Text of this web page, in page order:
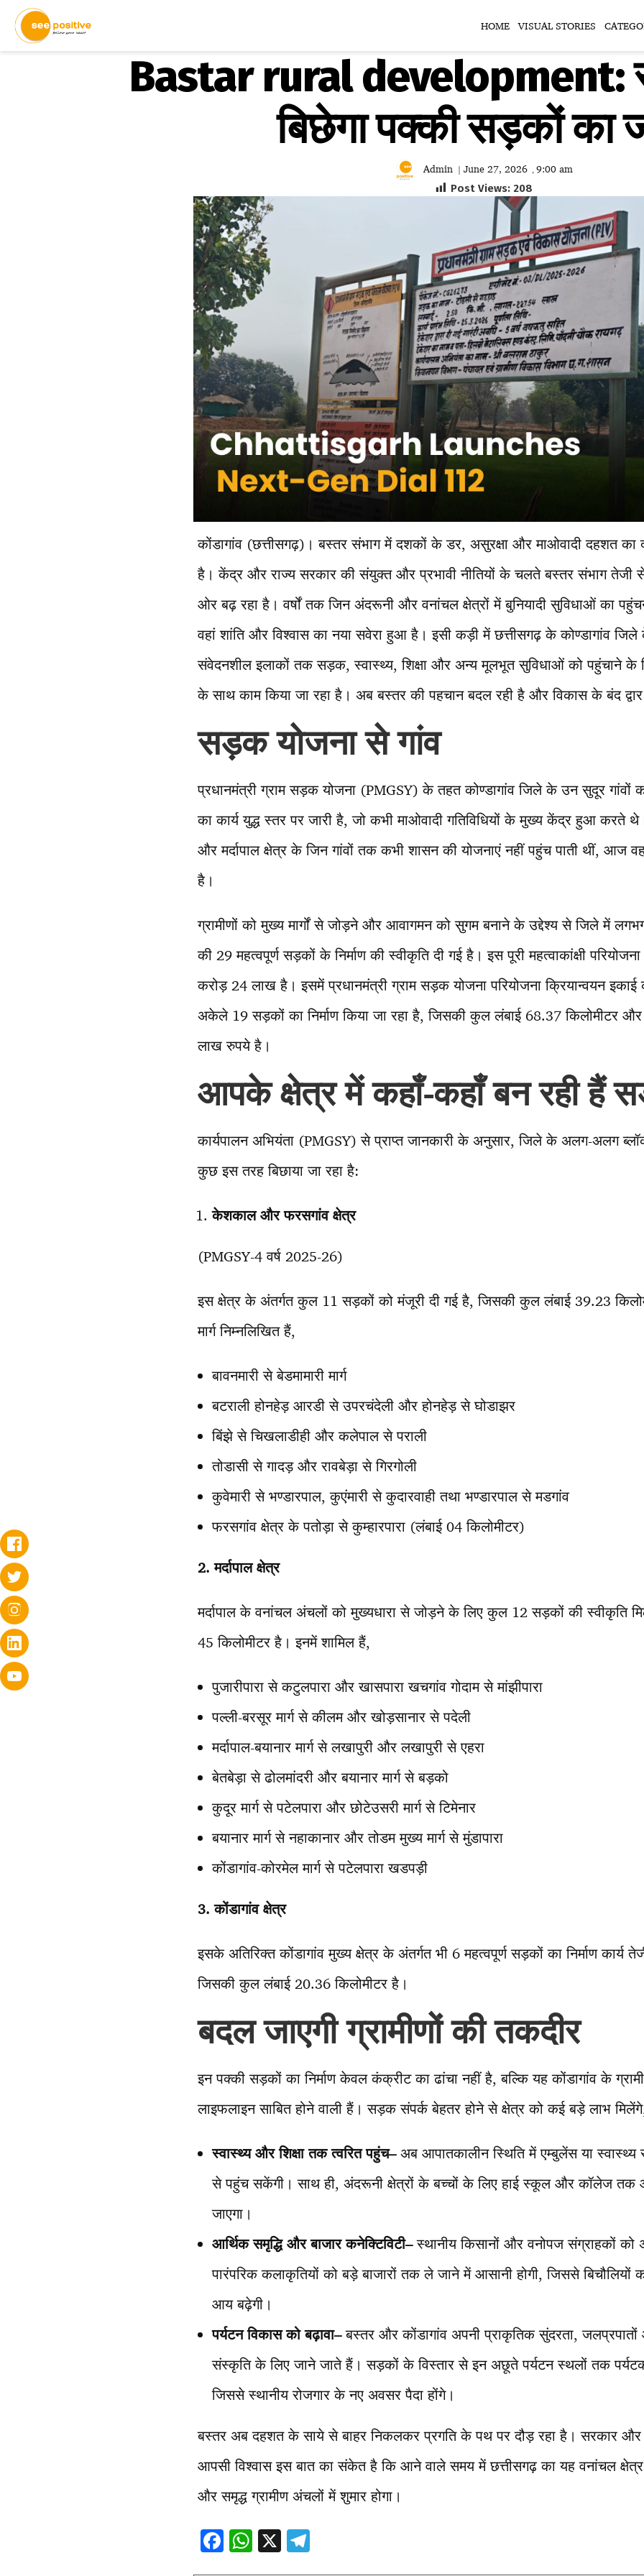
HOME VISUAL STORIES
Bastar rural development:
बिछेगा पक्की सड़कों का
Admin | June 27, 2026 , 9:00 am
Post Views: 208
कोंडागांव (छत्तीसगढ़)। बस्तर संभाग में दशकों के डर, असुरक्षा और माओवादी दहशत का
है। केंद्र और राज्य सरकार की संयुक्त और प्रभावी नीतियों के चलते बस्तर संभाग तेजी
ओर बढ़ रहा है। वर्षों तक जिन अंदरूनी और वनांचल क्षेत्रों में बुनियादी सुविधाओं का
वहां शांति और विश्वास का नया सवेरा हुआ है। इसी कड़ी में छत्तीसगढ़ के कोण्डागांव
संवेदनशील इलाकों तक सड़क, स्वास्थ्य, शिक्षा और अन्य मूलभूत सुविधाओं को पहुंचाने के
के साथ काम किया जा रहा है। अब बस्तर की पहचान बदल रही है और विकास के बंद
सड़क योजना से गांव
प्रधानमंत्री ग्राम सड़क योजना (PMGSY) के तहत कोण्डागांव जिले के उन सुदूर
का कार्य युद्ध स्तर पर जारी है, जो कभी माओवादी गतिविधियों के मुख्य केंद्र हुआ
और मर्दापाल क्षेत्र के जिन गांवों तक कभी शासन की योजनाएं नहीं पहुंच पाती थीं, आज वहां
है।
ग्रामीणों को मुख्य मार्गों से जोड़ने और आवागमन को सुगम बनाने के उद्देश्य से जिले में
की 29 महत्वपूर्ण सड़कों के निर्माण की स्वीकृति दी गई है। इस पूरी महत्वाकांक्षी
करोड़ 24 लाख है। इसमें प्रधानमंत्री ग्राम सड़क योजना परियोजना क्रियान्वयन इकाई
अकेले 19 सड़कों का निर्माण किया जा रहा है, जिसकी कुल लंबाई 68.37 किलोमीटर
लाख रुपये है।
आपके क्षेत्र में कहाँ-कहाँ बन रही हैं
कार्यपालन अभियंता (PMGSY) से प्राप्त जानकारी के अनुसार, जिले के अलग-अलग
कुछ इस तरह बिछाया जा रहा है:
केशकाल और फरसगांव क्षेत्र
(PMGSY-4 वर्ष 2025-26)
इस क्षेत्र के अंतर्गत कुल 11 सड़कों को मंजूरी दी गई है, जिसकी कुल लंबाई 39.23
मार्ग निम्नलिखित हैं,
बावनमारी से बेडमामारी मार्ग
बटराली होनहेड़ आरडी से उपरचंदेली और होनहेड़ से घोडाझर
बिंझे से चिखलाडीही और कलेपाल से पराली
तोडासी से गादड़ और रावबेड़ा से गिरगोली
कुवेमारी से भण्डारपाल, कुएंमारी से कुदारवाही तथा भण्डारपाल से मडगांव
फरसगांव क्षेत्र के पतोड़ा से कुम्हारपारा (लंबाई 04 किलोमीटर)
2. मर्दापाल क्षेत्र
मर्दापाल के वनांचल अंचलों को मुख्यधारा से जोड़ने के लिए कुल 12 सड़कों की स्वीकृति
45 किलोमीटर है। इनमें शामिल हैं,
पुजारीपारा से कटुलपारा और खासपारा खचगांव गोदाम से मांझीपारा
पल्ली-बरसूर मार्ग से कीलम और खोड़सानार से पदेली
मर्दापाल-बयानार मार्ग से लखापुरी और लखापुरी से एहरा
बेतबेड़ा से ढोलमांदरी और बयानार मार्ग से बड़को
कुदूर मार्ग से पटेलपारा और छोटेउसरी मार्ग से टिमेनार
बयानार मार्ग से नहाकानार और तोडम मुख्य मार्ग से मुंडापारा
कोंडागांव-कोरमेल मार्ग से पटेलपारा खडपड़ी
3. कोंडागांव क्षेत्र
इसके अतिरिक्त कोंडागांव मुख्य क्षेत्र के अंतर्गत भी 6 महत्वपूर्ण सड़कों का निर्माण कार्य
जिसकी कुल लंबाई 20.36 किलोमीटर है।
बदल जाएगी ग्रामीणों की तकदीर
इन पक्की सड़कों का निर्माण केवल कंक्रीट का ढांचा नहीं है, बल्कि यह कोंडागांव के
लाइफलाइन साबित होने वाली हैं। सड़क संपर्क बेहतर होने से क्षेत्र को कई बड़े लाभ
स्वास्थ्य और शिक्षा तक त्वरित पहुंच–अब आपातकालीन स्थिति में एम्बुलेंस या स्वास्थ्य
से पहुंच सकेंगी। साथ ही, अंदरूनी क्षेत्रों के बच्चों के लिए हाई स्कूल और कॉलेज तक
जाएगा।
आर्थिक समृद्धि और बाजार कनेक्टिविटी–स्थानीय किसानों और वनोपज संग्राहकों
पारंपरिक कलाकृतियों को बड़े बाजारों तक ले जाने में आसानी होगी, जिससे
आय बढ़ेगी।
पर्यटन विकास को बढ़ावा–बस्तर और कोंडागांव अपनी प्राकृतिक सुंदरता,
संस्कृति के लिए जाने जाते हैं। सड़कों के विस्तार से इन अछूते पर्यटन स्थलों तक
जिससे स्थानीय रोजगार के नए अवसर पैदा होंगे।
बस्तर अब दहशत के साये से बाहर निकलकर प्रगति के पथ पर दौड़ रहा है। सरकार
आपसी विश्वास इस बात का संकेत है कि आने वाले समय में छत्तीसगढ़ का यह वनांचल
और समृद्ध ग्रामीण अंचलों में शुमार होगा।
F W X T